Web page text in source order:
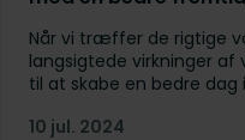
Når vi træffer de rigtige
langsigtede virkninger af
til at skabe en bedre dag
10 jul. 2024